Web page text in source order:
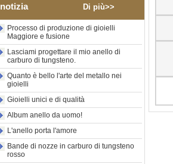
inserto centrale in opale blu
schiacciato con striscia
sintetica in malachite, fede
nuziale da uomo con
incisione laser interna
personalizzata OEM ODM
fornitura in serie
tungsteno con sigillo
quadrato nero lucido
all'ingrosso di fabbrica,
intarsio in legno con motivo a
croce in conchiglia di
abalone, anello di
dichiarazione religiosa da
notizia Di più>>
Processo di produzione di gioielli
Maggiore e fusione
Lasciami progettare il mio anello di
carburo di tungsteno.
Quanto è bello l'arte del metallo nei
gioielli
Gioielli unici e di qualità
Album anello da uomo!
L'anello porta l'amore
Bande di nozze in carburo di tungsteno
rosso